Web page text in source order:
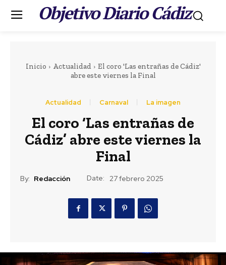
Objetivo Diario Cádiz.
Inicio Actualidad
El coro 'Las entrañas de Cádiz'
abre este viernes la Final
Actualidad Carnaval La imagen
El coro ‘Las entrañas de
Cádiz’ abre este viernes la
Final
By: Redacción Date: 27 febrero 2025